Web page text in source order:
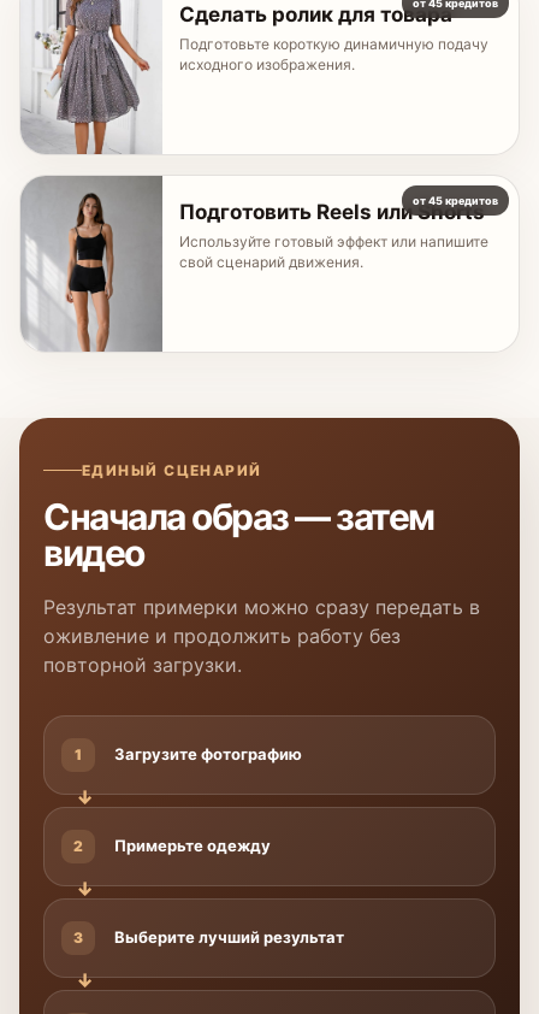
от 45 кредитов
Сделать ролик для товара
Подготовьте короткую динамичную подачу
исходного изображения.
от 45 кредитов
Подготовить Reels или Shorts
Используйте готовый эффект или напишите
свой сценарий движения.
ЕДИНЫЙ СЦЕНАРИЙ
Сначала образ — затем
видео
Результат примерки можно сразу передать в
оживление и продолжить работу без
повторной загрузки.
1 Загрузите фотографию
2 Примерьте одежду
3 Выберите лучший результат